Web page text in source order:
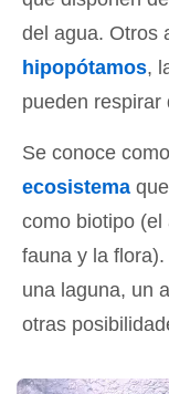
del agua. Otros
hipopótamos,
pueden respirar
Se conoce como
ecosistema
como biotipo
fauna y la
una laguna, un
otras